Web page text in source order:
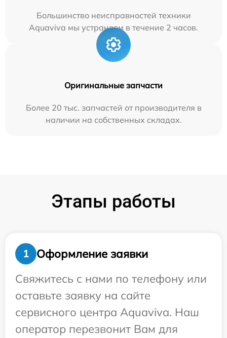
Большинство неисправностей техники
Aquaviva мы устраняем в течение 2 часов.
Оригинальные запчасти
Более 20 тыс. запчастей от производителя в
наличии на собственных складах.
Этапы работы
1
Оформление заявки
Свяжитесь с нами по телефону или
оставьте заявку на сайте
сервисного центра Aquaviva. Наш
оператор перезвонит Вам для